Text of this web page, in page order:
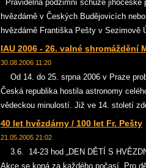
Pravidelná podzimní schůze
hvězdárně v Českých Budějovicích
hvězdárně Františka Pešty v
IAU 2006 - 26. valné
30.08.2006 11:20
Od 14. do 25. srpna 2006 v Praze
Česká republika hostila astronomy
vědeckou minulostí. Již ve 14. století
40 let hvězdárny / 100 let Fr. Pešty
21.05.2005 21:02
3.6. 14-23 hod „DEN DĚTÍ S
Akce se koná za každého počasí. Pro